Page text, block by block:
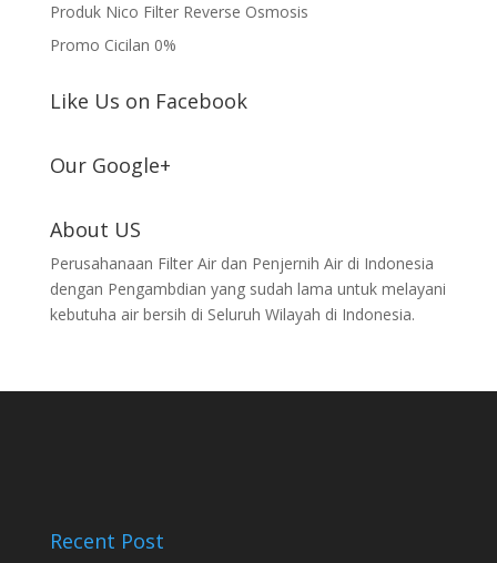
Produk Nico Filter Reverse Osmosis
Promo Cicilan 0%
Like Us on Facebook
Our Google+
About US
Perusahanaan Filter Air dan Penjernih Air di Indonesia
dengan Pengambdian yang sudah lama untuk melayani
kebutuha air bersih di Seluruh Wilayah di Indonesia.
Recent Post